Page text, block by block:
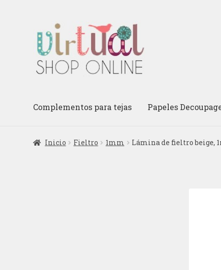
la
navegación
al
contenido
Complementos para tejas Papeles
Inicio Fieltro 1mm Lámina de fieltro beige,